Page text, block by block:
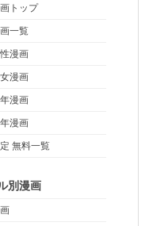
トップ
一覧
漫画
漫画
漫画
漫画
無料一覧
別漫画